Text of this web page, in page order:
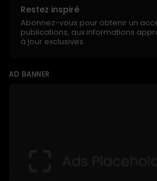
Restez inspiré
Abonnez-vous pour obtenir un
publications, aux informations
à jour exclusives
AD BANNER